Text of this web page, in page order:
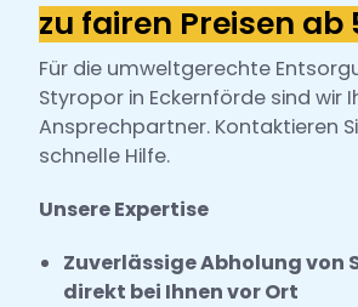
zu fairen Preisen ab
Für die umweltgerechte
Styropor in Eckernförde sind wir
Ansprechpartner. Kontaktieren
schnelle Hilfe.
Unsere Expertise
Zuverlässige Abholung von
direkt bei Ihnen vor Ort